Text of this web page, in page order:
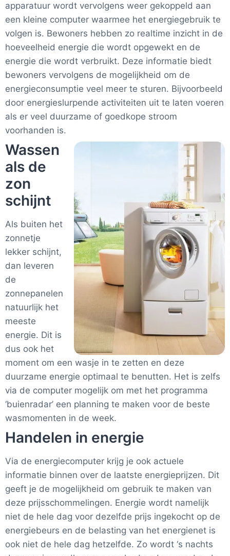
apparatuur wordt vervolgens weer gekoppeld aan
een kleine computer waarmee het energiegebruik te
volgen is. Bewoners hebben zo realtime inzicht in de
hoeveelheid energie die wordt opgewekt en de
energie die wordt verbruikt. Deze informatie biedt
bewoners vervolgens de mogelijkheid om de
energieconsumptie veel meer te sturen. Bijvoorbeeld
door energieslurpende activiteiten uit te laten voeren
als er veel duurzame of goedkope stroom
voorhanden is.
Wassen
als de
zon
schijnt
Als buiten het
zonnetje
lekker schijnt,
dan leveren
de
zonnepanelen
natuurlijk het
meeste
energie. Dit is
dus ook het
moment om een wasje in te zetten en deze
duurzame energie optimaal te benutten. Het is zelfs
via de computer mogelijk om met het programma
‘buienradar’ een planning te maken voor de beste
wasmomenten in de week.
Handelen in energie
Via de energiecomputer krijg je ook actuele
informatie binnen over de laatste energieprijzen. Dit
geeft je de mogelijkheid om gebruik te maken van
deze prijsschommelingen. Energie wordt namelijk
niet de hele dag voor dezelfde prijs ingekocht op de
energiebeurs en de belasting van het energienet is
ook niet de hele dag hetzelfde. Zo wordt ‘s nachts